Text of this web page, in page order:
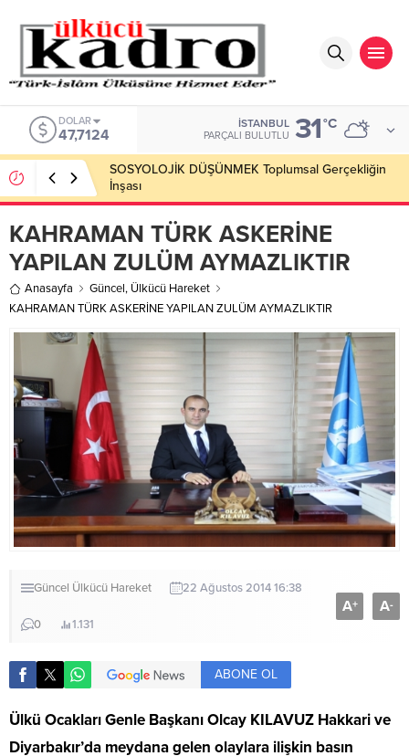
DOLAR
47,7124
İSTANBUL
PARÇALI BULUTLU 31°C
SOSYOLOJİK DÜŞÜNMEK Toplumsal Gerçekliğin
İnşası
KAHRAMAN TÜRK ASKERİNE
YAPILAN ZULÜM AYMAZLIKTIR
Anasayfa Güncel, Ülkücü Hareket
KAHRAMAN TÜRK ASKERİNE YAPILAN ZULÜM AYMAZLIKTIR
Güncel Ülkücü Hareket 22 Ağustos 2014 16:38
0 1.131
A+ A-
ABONE OL
Ülkü Ocakları Genle Başkanı Olcay KILAVUZ Hakkari ve
Diyarbakır’da meydana gelen olaylara ilişkin basın